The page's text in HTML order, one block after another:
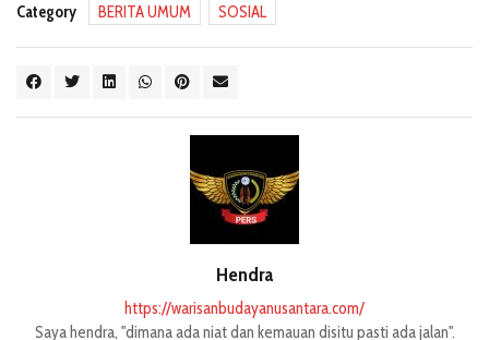
Category BERITA UMUM SOSIAL
Hendra
https://warisanbudayanusantara.com/
Saya hendra, "dimana ada niat dan kemauan disitu pasti ada jalan".